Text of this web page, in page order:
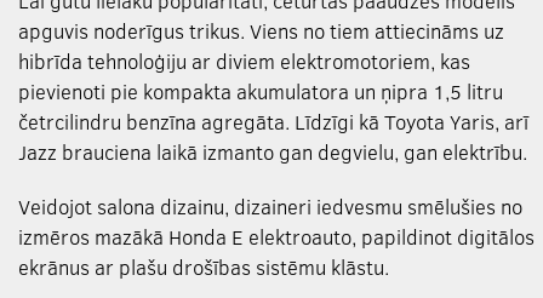
apguvis noderīgus trikus. Viens no tiem attiecināms uz
hibrīda tehnoloģiju ar diviem elektromotoriem, kas
pievienoti pie kompakta akumulatora un ņipra 1,5 litru
četrcilindru benzīna agregāta. Līdzīgi kā Toyota Yaris, arī
Jazz brauciena laikā izmanto gan degvielu, gan elektrību.
Veidojot salona dizainu, dizaineri iedvesmu smēlušies no
izmēros mazākā Honda E elektroauto, papildinot digitālos
ekrānus ar plašu drošības sistēmu klāstu.